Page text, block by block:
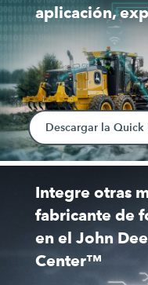
aplicación,
Descargar la Quick
Integre otras
fabricante de
en el John
Center™